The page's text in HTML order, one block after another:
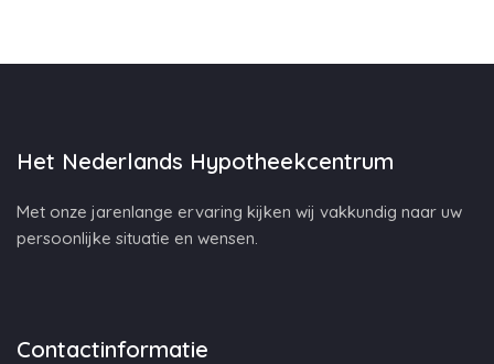
Het Nederlands Hypotheekcentrum
Met onze jarenlange ervaring kijken wij vakkundig naar uw
persoonlijke situatie en wensen.
Contactinformatie